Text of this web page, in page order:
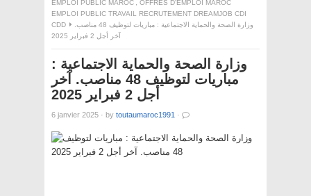
EMPLOI PUBLIC MAROC , OFFRES D'EMPLOI MAROC
EMPLOI PUBLIC TRAVAIL RECRUTEMENT DREAMJOB CDI
CDD
وزارة الصحة والحماية الاجتماعية : مباريات لتوظيف 48 مناصب.
آخر أجل 2 فبراير 2025
وزارة الصحة والحماية الاجتماعية :
مباريات لتوظيف 48 مناصب. آخر
أجل 2 فبراير 2025
6 janvier 2025 · by toutaumaroc1991 ·